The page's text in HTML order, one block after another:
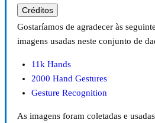
Créditos
Gostaríamos de agradecer às
imagens usadas neste conjunto de
11k Hands
2000 Hand Gestures
Gesture Recognition
As imagens foram coletadas e